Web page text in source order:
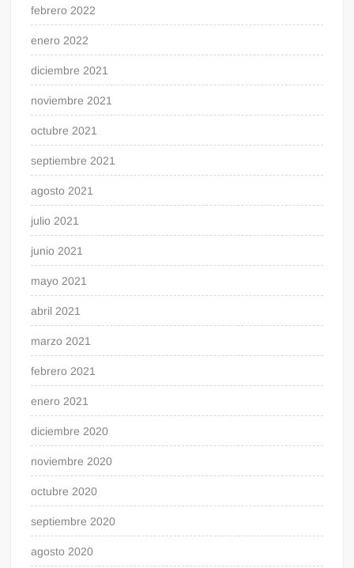
febrero 2022
enero 2022
diciembre 2021
noviembre 2021
octubre 2021
septiembre 2021
agosto 2021
julio 2021
junio 2021
mayo 2021
abril 2021
marzo 2021
febrero 2021
enero 2021
diciembre 2020
noviembre 2020
octubre 2020
septiembre 2020
agosto 2020